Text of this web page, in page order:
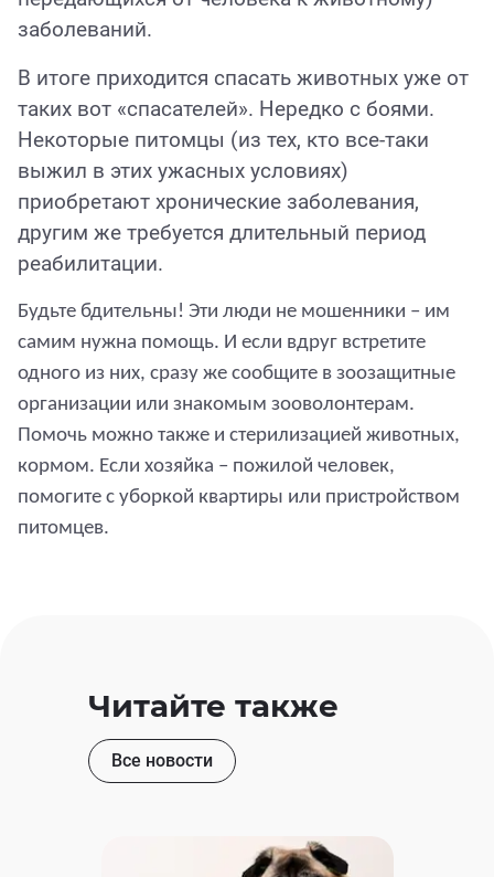
заболеваний.
В итоге приходится спасать животных уже от
таких вот «спасателей». Нередко с боями.
Некоторые питомцы (из тех, кто все-таки
выжил в этих ужасных условиях)
приобретают хронические заболевания,
другим же требуется длительный период
реабилитации.
Будьте бдительны! Эти люди не мошенники – им
самим нужна помощь. И если вдруг встретите
одного из них, сразу же сообщите в зоозащитные
организации или знакомым зооволонтерам.
Помочь можно также и стерилизацией животных,
кормом. Если хозяйка – пожилой человек,
помогите с уборкой квартиры или пристройством
питомцев.
Читайте также
Все новости